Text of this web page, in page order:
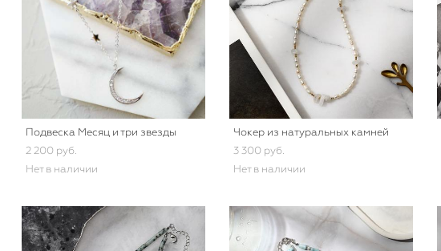
Подвеска Месяц и три звезды
2 200 pуб.
Нет в наличии
Чокер из натуральных камней
3 300 pуб.
Нет в наличии